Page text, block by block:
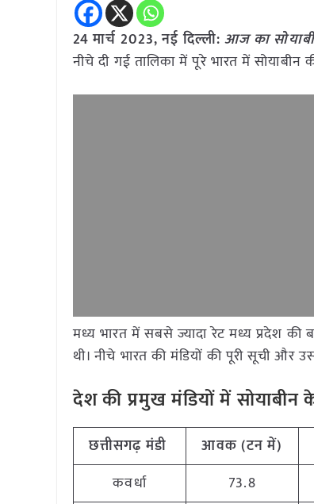
24 मार्च 2023, नई दिल्ली: आज का
नीचे दी गई तालिका में पूरे भारत में
मध्य भारत में सबसे ज्यादा रेट मध्य प्रदेश
थी। नीचे भारत की मंडियों की पूरी सूची और
देश की प्रमुख मंडियों में
छत्तीसगढ़मंडी आवक (टन में)
कवर्धा
73.8